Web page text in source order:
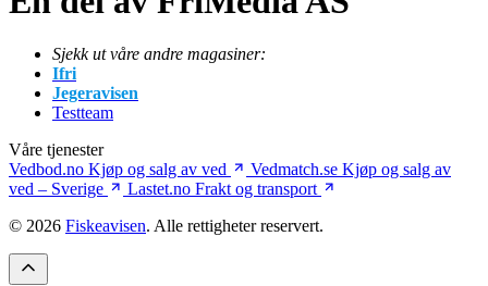
Sjekk ut våre andre magasiner:
Ifri
Jegeravisen
Testteam
Våre tjenester
Vedbod.no Kjøp og salg av ved Vedmatch.se Kjøp og salg av
ved – Sverige
Lastet.no Frakt og transport
© 2026 Fiskeavisen. Alle rettigheter reservert.